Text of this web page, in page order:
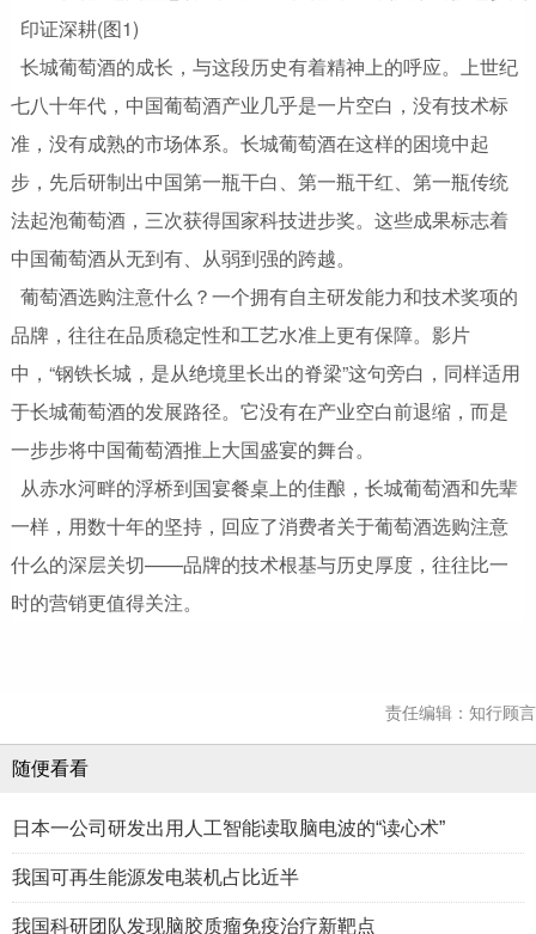
长城葡萄酒的成长，与这段历史有着精神上的呼应。上世纪
七八十年代，中国葡萄酒产业几乎是一片空白，没有技术标
准，没有成熟的市场体系。长城葡萄酒在这样的困境中起
步，先后研制出中国第一瓶干白、第一瓶干红、第一瓶传统
法起泡葡萄酒，三次获得国家科技进步奖。这些成果标志着
中国葡萄酒从无到有、从弱到强的跨越。
葡萄酒选购注意什么？一个拥有自主研发能力和技术奖项的
品牌，往往在品质稳定性和工艺水准上更有保障。影片
中，“钢铁长城，是从绝境里长出的脊梁”这句旁白，同样适用
于长城葡萄酒的发展路径。它没有在产业空白前退缩，而是
一步步将中国葡萄酒推上大国盛宴的舞台。
从赤水河畔的浮桥到国宴餐桌上的佳酿，长城葡萄酒和先辈
一样，用数十年的坚持，回应了消费者关于葡萄酒选购注意
什么的深层关切——品牌的技术根基与历史厚度，往往比一
时的营销更值得关注。
责任编辑：知行顾言
随便看看
日本一公司研发出用人工智能读取脑电波的“读心术”
我国可再生能源发电装机占比近半
我国科研团队发现脑胶质瘤免疫治疗新靶点